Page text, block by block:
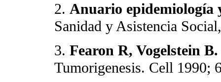
2. Anuario epidemiología
Sanidad y Asistencia
3. Fearon R, Vogelstein
Tumorigenesis. Cell 1990;